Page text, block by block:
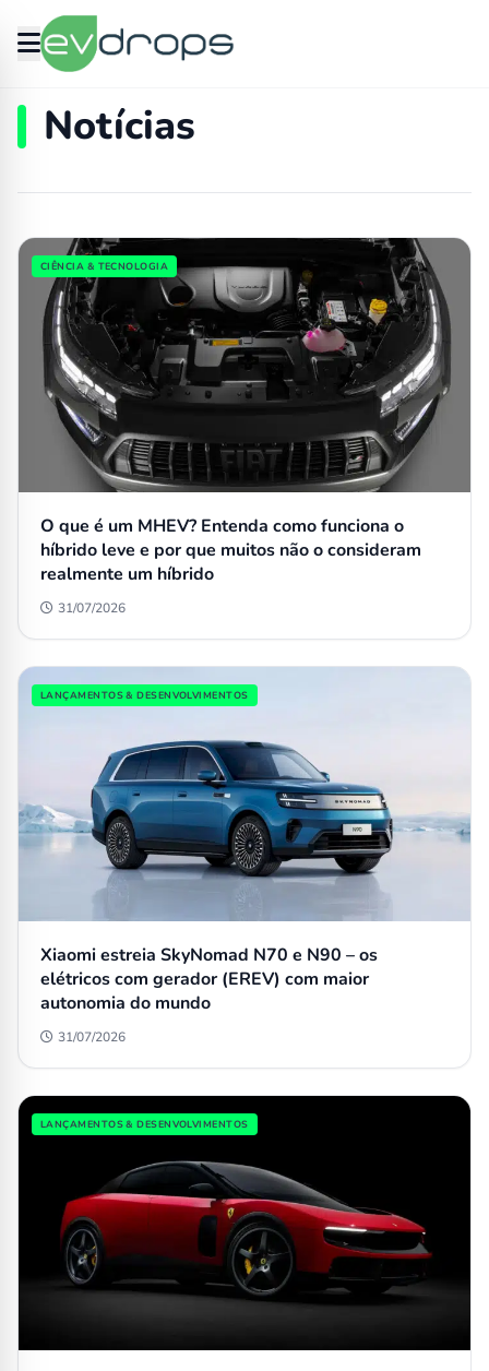
evdrops
Notícias
Lista de matérias
CIÊNCIA & TECNOLOGIA
O que é um MHEV? Entenda como funciona o
híbrido leve e por que muitos não o consideram
realmente um híbrido
31/07/2026
LANÇAMENTOS & DESENVOLVIMENTOS
Xiaomi estreia SkyNomad N70 e N90 – os
elétricos com gerador (EREV) com maior
autonomia do mundo
31/07/2026
LANÇAMENTOS & DESENVOLVIMENTOS